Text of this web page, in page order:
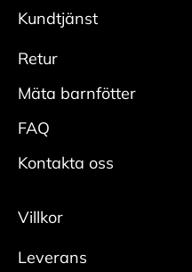
önskad glans.
Skydda
• Spraya hela skon
impregneringsspray
skoblock i.
• Upprepa
Mocka/nubuck
• Borsta bort smuts
Adidas = UK
Reebook = US
Kundtjänst
Retur
Mäta barnfötter
FAQ
Kontakta oss
Villkor
Leverans